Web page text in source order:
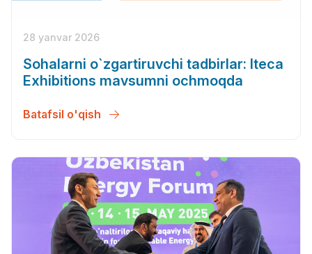
28 yanvar 2026
Sohalarni o`zgartiruvchi tadbirlar: Iteca
Exhibitions mavsumni ochmoqda
Batafsil o'qish